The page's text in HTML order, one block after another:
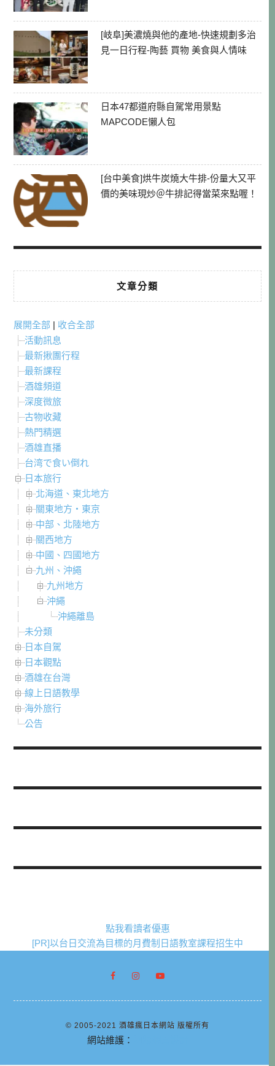
[岐阜]美濃燒與他的產地-快速規劃多治
見一日行程-陶藝 買物 美食與人情味
日本47都道府縣自駕常用景點
MAPCODE懶人包
[台中美食]烘牛炭燒大牛排-份量大又平
價的美味現炒＠牛排記得當菜來點喔！
文章分類
展開全部 | 收合全部
活動訊息
最新揪團行程
最新課程
酒雄頻道
深度微旅
古物收藏
熱門精選
酒雄直播
台湾で食い倒れ
日本旅行
北海道、東北地方
關東地方・東京
中部、北陸地方
關西地方
中國、四國地方
九州、沖繩
九州地方
沖繩
沖繩離島
未分類
日本自駕
日本觀點
酒雄在台灣
線上日語教學
海外旅行
公告
點我看讀者優惠
[PR]以台日交流為目標的月費制日語教室課程招生中
© 2005-2021 酒雄瘋日本網站 版權所有
網站維護：